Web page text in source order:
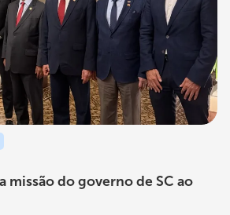
missão do governo de SC ao